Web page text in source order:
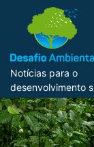
Notícias para o
desenvolvimento